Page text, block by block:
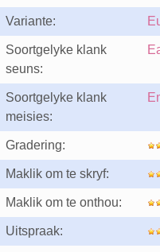
Variante:
Soortgelyke klank
seuns:
Soortgelyke klank
meisies:
Gradering:
Maklik om te skryf:
Maklik om te onthou:
Uitspraak: